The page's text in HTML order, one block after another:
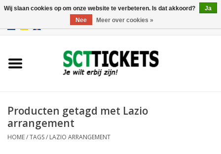
Producten getagd met Lazio
arrangement
HOME/TAGS/ LAZIO ARRANGEMENT
Wij slaan cookies op om onze website te verbeteren. Is dat akkoord?
Ja
Nee
Meer over cookies »